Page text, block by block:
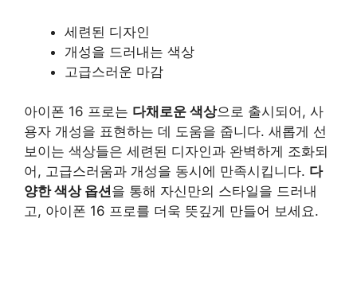
세련된 디자인
개성을 드러내는 색상
고급스러운 마감
아이폰 16 프로는 다채로운 색상으로 출시되어, 사
용자 개성을 표현하는 데 도움을 줍니다. 새롭게 선
보이는 색상들은 세련된 디자인과 완벽하게 조화되
어, 고급스러움과 개성을 동시에 만족시킵니다. 다
양한 색상 옵션을 통해 자신만의 스타일을 드러내
고, 아이폰 16 프로를 더욱 뜻깊게 만들어 보세요.